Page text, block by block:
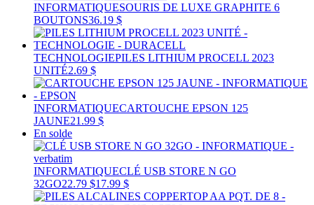
INFORMATIQUESOURIS DE LUXE GRAPHITE 6
BOUTONS36.19 $
TECHNOLOGIEPILES LITHIUM PROCELL 2023
UNITÉ2.69 $
INFORMATIQUECARTOUCHE EPSON 125
JAUNE21.99 $
En solde
INFORMATIQUECLÉ USB STORE N GO
32GO22.79 $17.99 $